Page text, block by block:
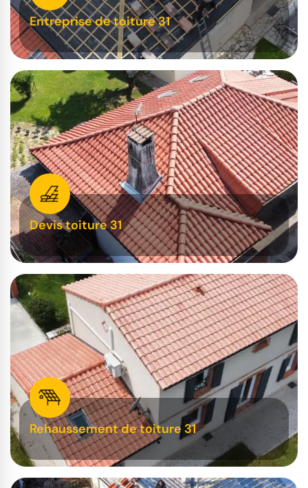
Entreprise de toiture 31
Devis toiture 31
Rehaussement de toiture 31